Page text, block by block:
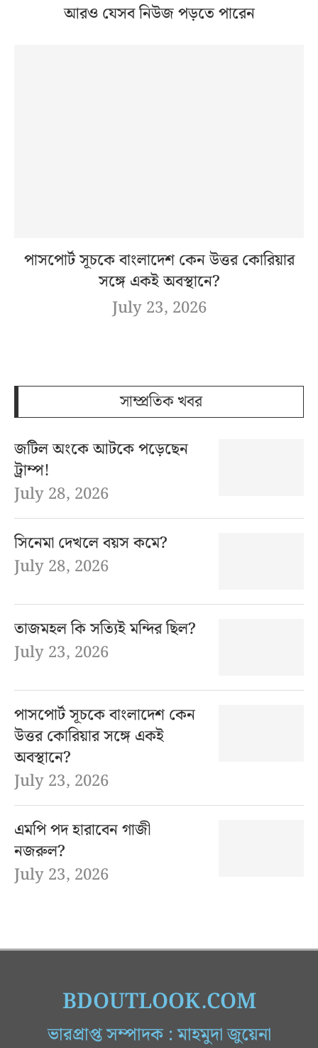
আরও যেসব নিউজ পড়তে পারেন
পাসপোর্ট সূচকে বাংলাদেশ কেন উত্তর কোরিয়ার
সঙ্গে একই অবস্থানে?
July 23, 2026
সাম্প্রতিক খবর
জটিল অংকে আটকে পড়েছেন
ট্রাম্প!
July 28, 2026
সিনেমা দেখলে বয়স কমে?
July 28, 2026
তাজমহল কি সত্যিই মন্দির ছিল?
July 23, 2026
পাসপোর্ট সূচকে বাংলাদেশ কেন
উত্তর কোরিয়ার সঙ্গে একই
অবস্থানে?
July 23, 2026
এমপি পদ হারাবেন গাজী
নজরুল?
July 23, 2026
BDOUTLOOK.COM
ভারপ্রাপ্ত সম্পাদক : মাহমুদা জুয়েনা